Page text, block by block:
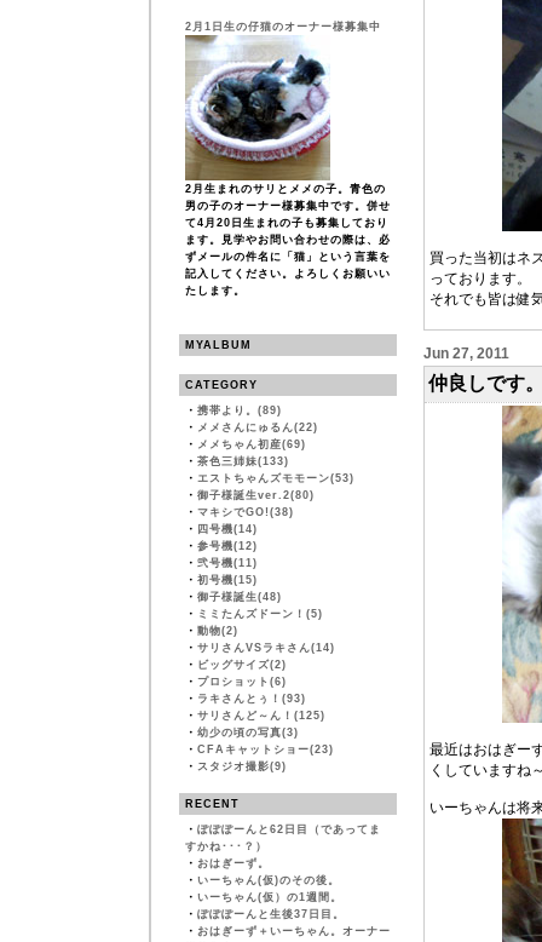
2月1日生の仔猫のオーナー様募集中
2月生まれのサリとメメの子。青色の
男の子のオーナー様募集中です。併せ
て4月20日生まれの子も募集しており
ます。見学やお問い合わせの際は、必
ずメールの件名に「猫」という言葉を
記入してください。よろしくお願いい
たします。
MYALBUM
CATEGORY
・ 携帯より。(89)
・ メメさんにゅるん(22)
・ メメちゃん初産(69)
・ 茶色三姉妹(133)
・ エストちゃんズモモーン(53)
・ 御子様誕生ver.2(80)
・ マキシでGO!(38)
・ 四号機(14)
・ 参号機(12)
・ 弐号機(11)
・ 初号機(15)
・ 御子様誕生(48)
・ ミミたんズドーン！(5)
・ 動物(2)
・ サリさんVSラキさん(14)
・ ビッグサイズ(2)
・ プロショット(6)
・ ラキさんとぅ！(93)
・ サリさんど～ん！(125)
・ 幼少の頃の写真(3)
・ CFAキャットショー(23)
・ スタジオ撮影(9)
RECENT
・ ぽぽぽーんと62日目（であってま
すかね･･･？）
・ おはぎーず。
・ いーちゃん(仮)のその後。
・ いーちゃん(仮）の1週間。
・ ぽぽぽーんと生後37日目。
・ おはぎーず＋いーちゃん。オーナー
買った当初はネ
っております。
それでも皆は健
Jun 27, 2011
仲良しです
最近はおはぎー
くしていますね
いーちゃんは将